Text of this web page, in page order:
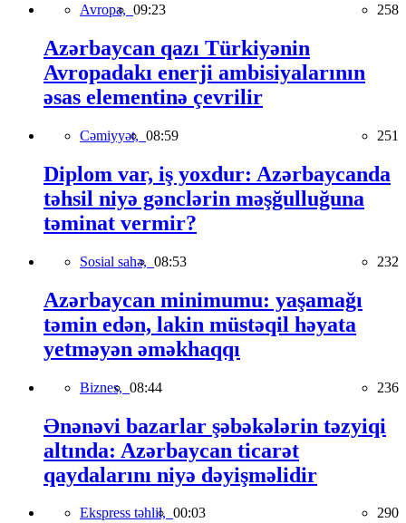
Avropa, 09:23 258
Azərbaycan qazı Türkiyənin
Avropadakı enerji ambisiyalarının
əsas elementinə çevrilir
Cəmiyyət, 08:59 251
Diplom var, iş yoxdur: Azərbaycanda
təhsil niyə gənclərin məşğulluğuna
təminat vermir?
Sosial sahə, 08:53 232
Azərbaycan minimumu: yaşamağı
təmin edən, lakin müstəqil həyata
yetməyən əməkhaqqı
Biznes, 08:44 236
Ənənəvi bazarlar şəbəkələrin təzyiqi
altında: Azərbaycan ticarət
qaydalarını niyə dəyişməlidir
Ekspress təhlil, 00:03 290